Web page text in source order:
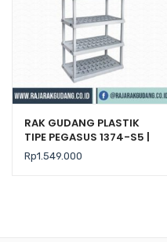
RAK GUDANG PLASTIK
TIPE PEGASUS 1374-S5 |
Rak Plastik Susun
Serbaguna
Rp1.549.000